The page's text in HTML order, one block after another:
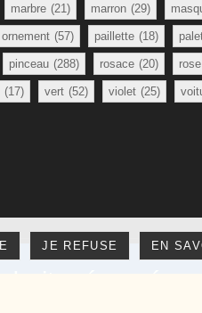
marbre (21) marron (29)
ornement (57) paillette (18)
pinceau (288) rosace (20) rose
(17) vert (52) violet (25)
JE REFUSE EN